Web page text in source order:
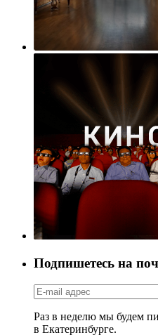
Подпишетесь на
Раз в неделю мы будем
в Екатеринбурге.